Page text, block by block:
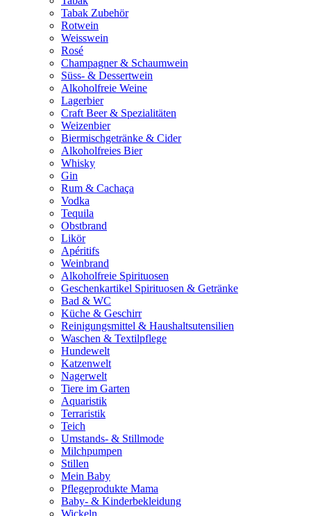
Tabak Zubehör
Rotwein
Weisswein
Rosé
Champagner & Schaumwein
Süss- & Dessertwein
Alkoholfreie Weine
Lagerbier
Craft Beer & Spezialitäten
Weizenbier
Biermischgetränke & Cider
Alkoholfreies Bier
Whisky
Gin
Rum & Cachaça
Vodka
Tequila
Obstbrand
Likör
Apéritifs
Weinbrand
Alkoholfreie Spirituosen
Geschenkartikel Spirituosen & Getränke
Bad & WC
Küche & Geschirr
Reinigungsmittel & Haushaltsutensilien
Waschen & Textilpflege
Hundewelt
Katzenwelt
Nagerwelt
Tiere im Garten
Aquaristik
Terraristik
Teich
Umstands- & Stillmode
Milchpumpen
Stillen
Mein Baby
Pflegeprodukte Mama
Baby- & Kinderbekleidung
Wickeln